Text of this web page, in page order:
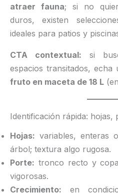
atraer fauna; si no
duros, existen
ideales para patios y
CTA contextual: si
espacios transitados, echa
fruto en maceta de 18 L
Identificación rápida: hojas,
Hojas: variables, enteras
árbol; textura algo rugosa.
Porte: tronco recto y
vigorosas.
Crecimiento: en